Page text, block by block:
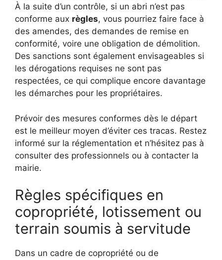
À la suite d’un contrôle, si un abri n’est pas
conforme aux règles, vous pourriez faire face à
des amendes, des demandes de remise en
conformité, voire une obligation de démolition.
Des sanctions sont également envisageables si
les dérogations requises ne sont pas
respectées, ce qui complique encore davantage
les démarches pour les propriétaires.
Prévoir des mesures conformes dès le départ
est le meilleur moyen d’éviter ces tracas. Restez
informé sur la réglementation et n’hésitez pas à
consulter des professionnels ou à contacter la
mairie.
Règles spécifiques en
copropriété, lotissement ou
terrain soumis à servitude
Dans un cadre de copropriété ou de